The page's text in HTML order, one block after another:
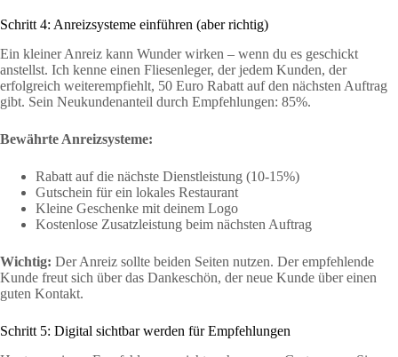
Schritt 4: Anreizsysteme einführen (aber richtig)
Ein kleiner Anreiz kann Wunder wirken – wenn du es geschickt
anstellst. Ich kenne einen Fliesenleger, der jedem Kunden, der
erfolgreich weiterempfiehlt, 50 Euro Rabatt auf den nächsten Auftrag
gibt. Sein Neukundenanteil durch Empfehlungen: 85%.
Bewährte Anreizsysteme:
Rabatt auf die nächste Dienstleistung (10-15%)
Gutschein für ein lokales Restaurant
Kleine Geschenke mit deinem Logo
Kostenlose Zusatzleistung beim nächsten Auftrag
Wichtig: Der Anreiz sollte beiden Seiten nutzen. Der empfehlende
Kunde freut sich über das Dankeschön, der neue Kunde über einen
guten Kontakt.
Schritt 5: Digital sichtbar werden für Empfehlungen